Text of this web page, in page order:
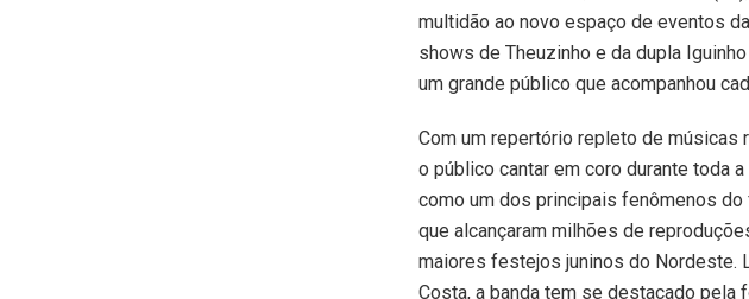
multidão ao novo espaço de eventos
shows de Theuzinho e da dupla
um grande público que acompanhou
Com um repertório repleto de músicas
o público cantar em coro durante toda
como um dos principais fenômenos do
que alcançaram milhões de
maiores festejos juninos do Nordeste.
Costa, a banda tem se destacado pela